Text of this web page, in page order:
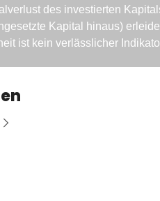
des investierten
Kapital hinaus)
ist kein verlässlicher